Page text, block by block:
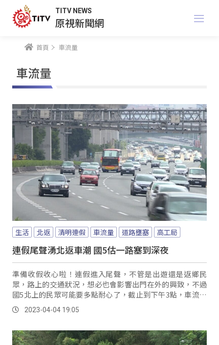
TITV NEWS
原視新聞網
首頁 車流量
車流量
生活 北返 清明連假 車流量 道路壅塞 高工局
連假尾聲湧北返車潮 國5估一路塞到深夜
準備收假收心啦！連假進入尾聲，不管是出遊還是返鄉民
眾，路上的交通狀況，想必也會影響出門在外的興致，不過
國5北上的民眾可能要多點耐心了，截止到下午3點，車流量
比去年清明節連假增加24%。
2023-04-04 19:05